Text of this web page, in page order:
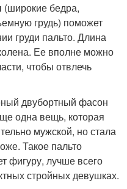
(широкие бедра,
грудь) поможет
груди пальто. Длина
Ее вполне можно
чтобы отвлечь
двубортный фасон
одна вещь, которая
мужской, но стала
Такое пальто
фигуру, лучше всего
стройных девушках.